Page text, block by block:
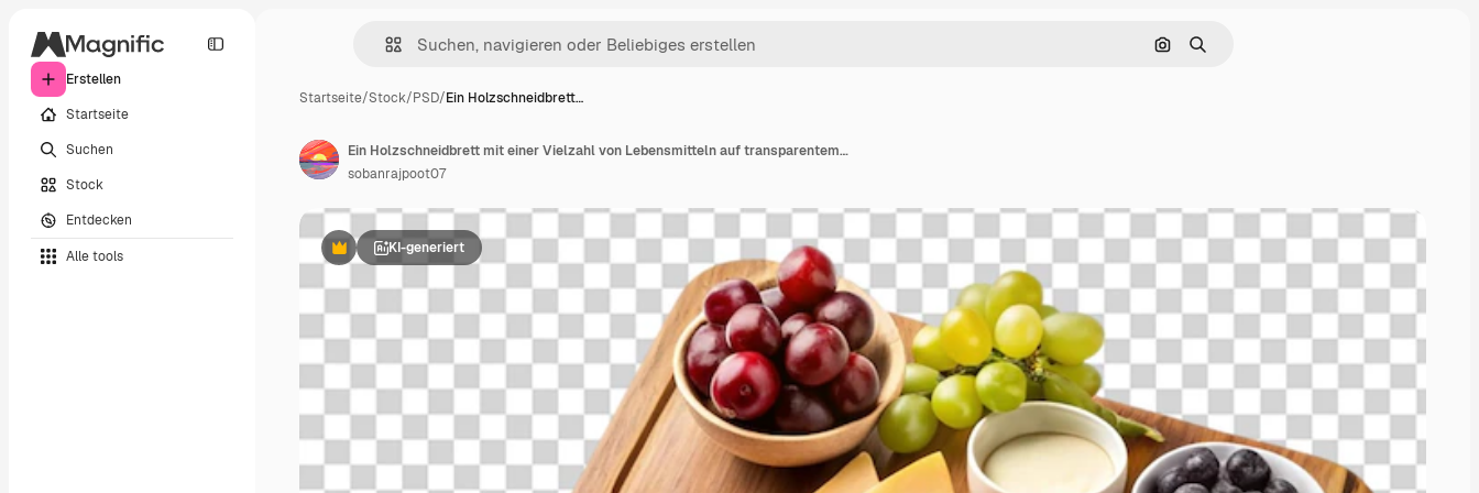
Erstellen
Startseite
Suchen
Stock
Entdecken
Alle tools
Nach Bild suchen
Suchen
Startseite/Stock/PSD/Ein Holzschneidbrett…
PremiumKI-generiert
Ein Holzschneidbrett mit einer Vielzahl von Lebensmitteln auf transparentem Hintergrund
sobanrajpoot07